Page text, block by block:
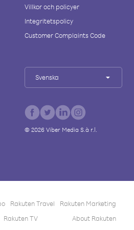
Villkor och policyer
Integritetspolicy
Customer Complaints Code
Svenska
© 2026Viber Media S.à r.l.
Rakuten Travel
Rakuten Marketing
Rakuten TV About Rakuten